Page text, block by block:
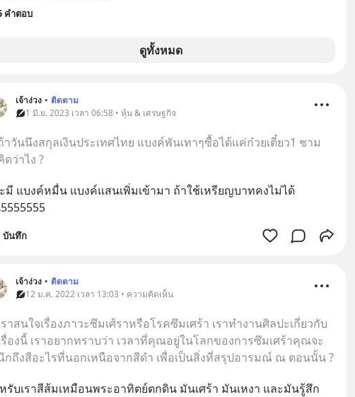
คำตอบ
ดูทั้งหมด
เจ้าง่วง • ติดตาม
1 มิ.ย. 2023 เวลา 06:58 • หุ้น & เศรษฐกิจ
าวันนึงสกุลเงินประเทศไทย แบงค์พันเทาๆซื้อได้แค่ก๋วยเตี๋ยว1 ชาม
ดว่าไง ?
มี แบงค์หมื่น แบงค์แสนเพิ่มเข้ามา ถ้าใช้เหรียญบาทคงไม่ได้
บันทึก
เจ้าง่วง • ติดตาม
12 ม.ค. 2022 เวลา 13:03 • ความคิดเห็น
ราสนใจเรื่องภาวะซึมเศ้ราหรือโรคซึมเศร้า เราทำงานศิลปะเกี่ยวกับ
รื่องนี้ เราอยากทราบว่า เวลาที่คุณอยู่ในโลกของการซึมเศร้าคุณจะ
กถึงสีอะไรที่นอกเหนือจากสีดำ เพื่อเป็นสิ่งที่สรุปอารมณ์ ณ ตอนนั้น ?
รับเราสีส้มเหมือนพระอาทิตย์ตกดิน มันเศร้า มันเหงา และมันรู้สึก